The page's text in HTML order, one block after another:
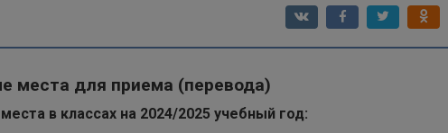
места для приема (перевода)
в классах на 2024/2025 учебный год: